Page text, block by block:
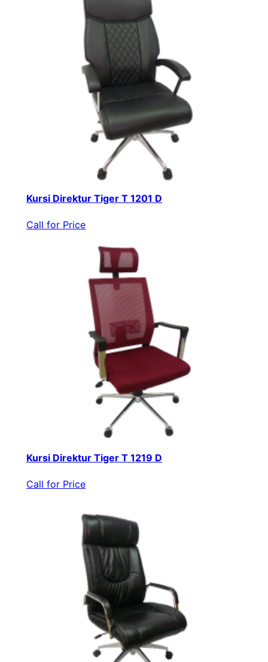
Kursi Direktur Tiger T 1201 D
Call for Price
Kursi Direktur Tiger T 1219 D
Call for Price